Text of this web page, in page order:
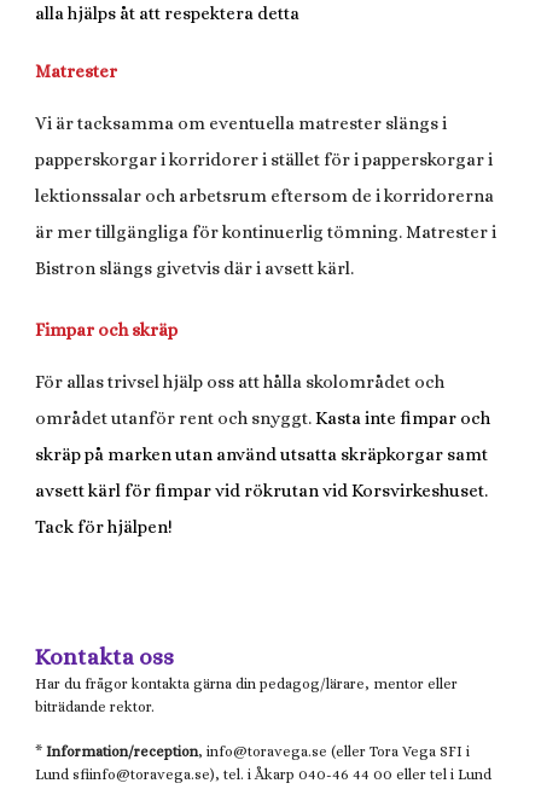
alla hjälps åt att respektera detta
Matrester
Vi är tacksamma om eventuella matrester slängs i
papperskorgar i korridorer i stället för i papperskorgar i
lektionssalar och arbetsrum eftersom de i korridorerna
är mer tillgängliga för kontinuerlig tömning. Matrester i
Bistron slängs givetvis där i avsett kärl.
Fimpar och skräp
För allas trivsel hjälp oss att hålla skolområdet och
området utanför rent och snyggt.Kasta inte fimpar och
skräp på marken utan använd utsatta skräpkorgar samt
avsett kärl för fimpar vid rökrutan vid Korsvirkeshuset.
Tack för hjälpen!
Kontakta oss
Har du frågor kontakta gärna din pedagog/lärare, mentor eller
biträdande rektor.
*Information/reception, info@toravega.se (ellerTora Vega SFI i
Lundsfiinfo@toravega.se), tel. i Åkarp 040-46 44 00 eller tel i Lund